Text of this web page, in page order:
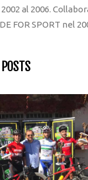
2002 al 2006.
FOR SPORT nel